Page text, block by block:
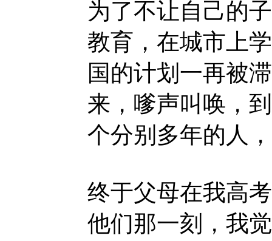
为了不让自己的
教育，在城市上
国的计划一再被
来，嗲声叫唤，
个分别多年的人
终于父母在我高
他们那一刻，我